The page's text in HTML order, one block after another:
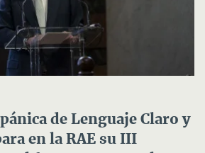
de Lenguaje Claro y
en la RAE su III